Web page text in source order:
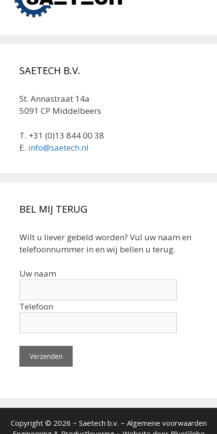
SAETECH B.V.
St. Annastraat 14a
5091 CP Middelbeers
T. +31 (0)13 844 00 38
E. info@saetech.nl
BEL MIJ TERUG
Wilt u liever gebeld worden? Vul uw naam en
telefoonnummer in en wij bellen u terug.
Uw naam
Telefoon
Copyright © 2026 ~ Saetech b.v. ~ Algemene voorwaarden